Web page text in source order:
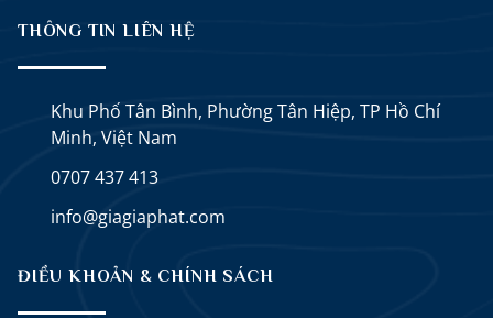
THÔNG TIN LIÊN HỆ
Khu Phố Tân Bình, Phường Tân Hiệp, TP Hồ Chí
Minh, Việt Nam
0707 437 413
info@giagiaphat.com
ĐIỀU KHOẢN & CHÍNH SÁCH